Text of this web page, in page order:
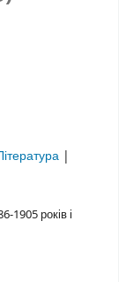
|
1905 років і